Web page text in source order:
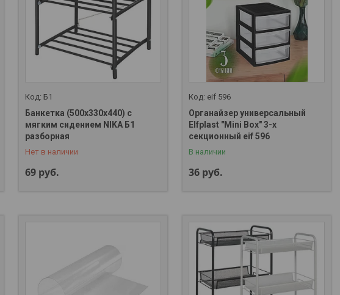
Б1
Банкетка (500х330х440) с
мягким сидением NIKA Б1
разборная
Нет в наличии
69 руб.
+375 (29) 357-01-00
eif 596
Органайзер универсальный
Elfplast "Mini Box" 3-х
секционный eif 596
В наличии
36 руб.